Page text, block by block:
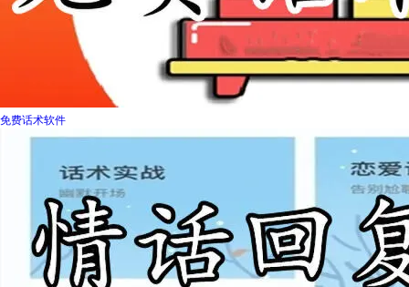
免费话术软件